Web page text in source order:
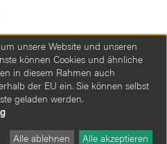
AGB Datenschutzerklärung
AG. Alle Rechte vorbehalten.
unsere Website und unseren
können Cookies und ähnliche
in diesem Rahmen auch
der EU ein. Sie können selbst
geladen werden.
Alle ablehnen Alle akzeptieren